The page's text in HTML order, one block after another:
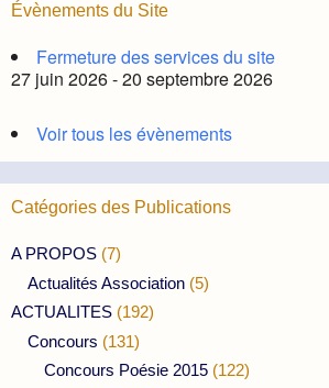
Évènements du Site
Fermeture des services du site
27 juin 2026 - 20 septembre 2026
Voir tous les évènements
Catégories des Publications
A PROPOS (7)
Actualités Association (5)
ACTUALITES (192)
Concours (131)
Concours Poésie 2015 (122)